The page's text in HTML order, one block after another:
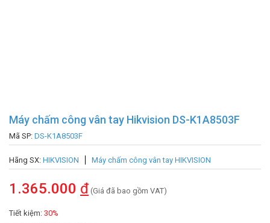
Máy chấm công vân tay Hikvision DS-K1A8503F
Mã SP: DS-K1A8503F
Hãng SX: HIKVISION Máy chấm công vân tay HIKVISION
1.365.000 đ (Giá đã bao gồm VAT)
Tiết kiệm: 30%